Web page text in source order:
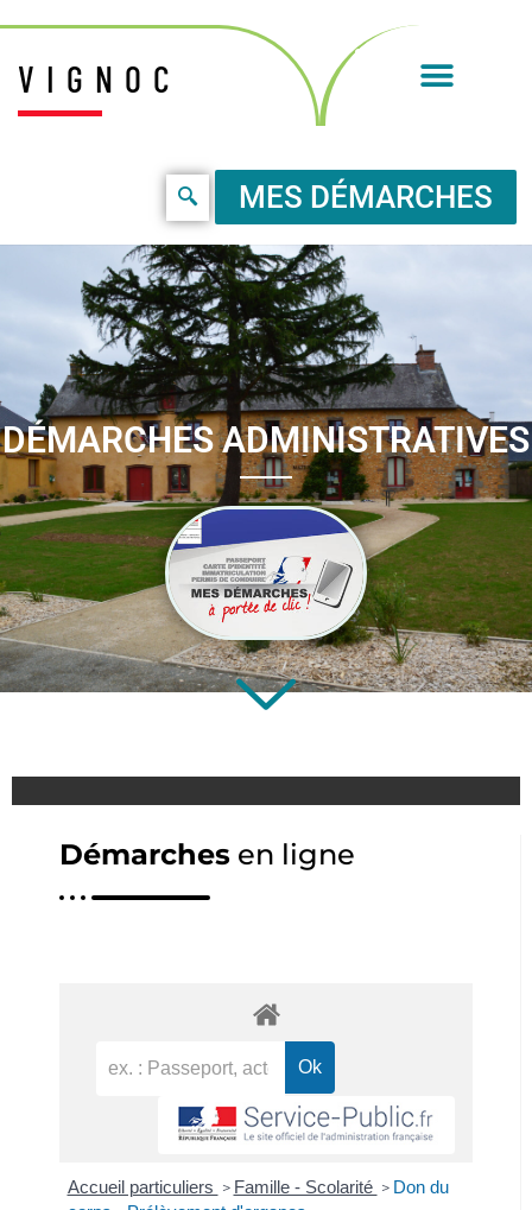
VIGNOC
MES DÉMARCHES
DÉMARCHES ADMINISTRATIVES
Démarches en ligne
Accueil particuliers > Famille - Scolarité > Don du